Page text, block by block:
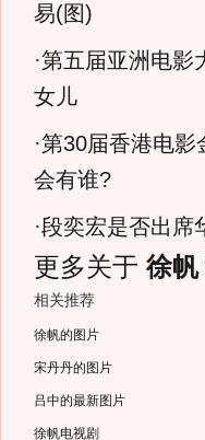
易(图)
·第五届亚洲电影
女儿
·第30届香港电影
会有谁?
·段奕宏是否出席
更多关于 徐帆
相关推荐
徐帆的图片
宋丹丹的图片
吕中的最新图片
徐帆电视剧